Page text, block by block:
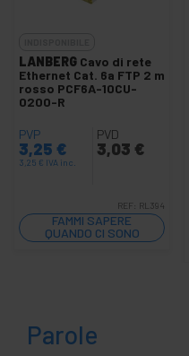
LANBERG Cavo di rete
Ethernet Cat. 6a FTP 2 m
rosso PCF6A-10CU-
0200-R
PVP
3,25 €
3,25 € IVA inc.
PVD
3,03 €
REF: RL394
FAMMI SAPERE
QUANDO CI SONO
SCORTE
Parole